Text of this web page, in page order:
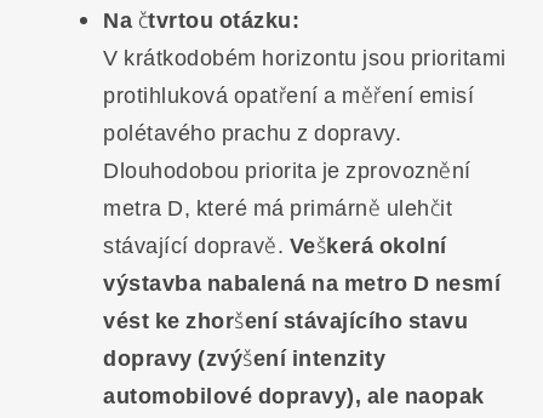
Na čtvrtou otázku:
V krátkodobém horizontu jsou prioritami
protihluková opatření a měření emisí
polétavého prachu z dopravy.
Dlouhodobou priorita je zprovoznění
metra D, které má primárně ulehčit
stávající dopravě. Veškerá okolní
výstavba nabalená na metro D nesmí
vést ke zhoršení stávajícího stavu
dopravy (zvýšení intenzity
automobilové dopravy), ale naopak